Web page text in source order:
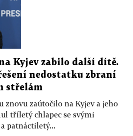
Kyjev zabilo další dítě.
nedostatku zbraní
střelám
znovu zaútočilo na Kyjev a jeho
tříletý chlapec se svými
patnáctiletý...